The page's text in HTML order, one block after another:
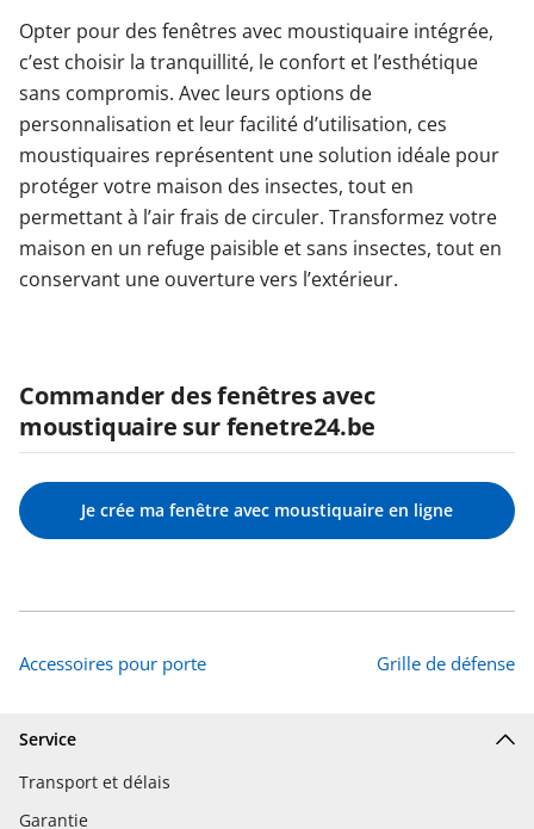
Opter pour des fenêtres avec moustiquaire intégrée,
c’est choisir la tranquillité, le confort et l’esthétique
sans compromis. Avec leurs options de
personnalisation et leur facilité d’utilisation, ces
moustiquaires représentent une solution idéale pour
protéger votre maison des insectes, tout en
permettant à l’air frais de circuler. Transformez votre
maison en un refuge paisible et sans insectes, tout en
conservant une ouverture vers l’extérieur.
Commander des fenêtres avec
moustiquaire sur fenetre24.be
Je crée ma fenêtre avec moustiquaire en ligne
Accessoires pour porte Grille de défense
Service
Transport et délais
Garantie